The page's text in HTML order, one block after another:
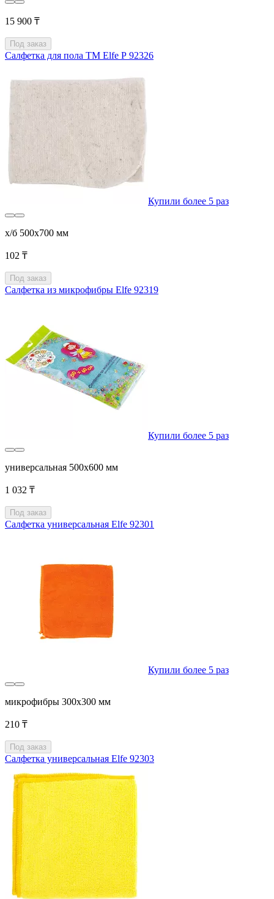
15 900 ₸
Под заказ
Салфетка для пола ТМ Elfe Р 92326
Купили более 5 раз
х/б 500x700 мм
102 ₸
Под заказ
Салфетка из микрофибры Elfe 92319
Купили более 5 раз
универсальная 500x600 мм
1 032 ₸
Под заказ
Салфетка универсальная Elfe 92301
Купили более 5 раз
микрофибры 300x300 мм
210 ₸
Под заказ
Салфетка универсальная Elfe 92303